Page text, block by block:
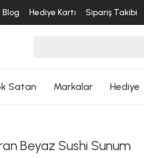
Blog Hediye Kartı Sipariş Takibi
Satan Markalar Hediye
Beyaz Sushi Sunum